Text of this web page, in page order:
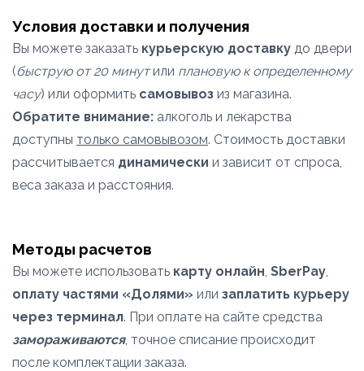
Условия доставки и получения
Вы можете заказать курьерскую доставку до двери
(быструю от 20 минутили плановую к определенному
часу) или оформить самовывоз из магазина.
Обратите внимание: алкоголь и лекарства
доступны только самовывозом. Стоимость доставки
рассчитывается динамически и зависит от спроса,
веса заказа и расстояния.
Методы расчетов
Вы можете использовать карту онлайн, SberPay,
оплату частями «Долями» или заплатить курьеру
через терминал. При оплате на сайте средства
замораживаются, точное списание происходит
после комплектации заказа.